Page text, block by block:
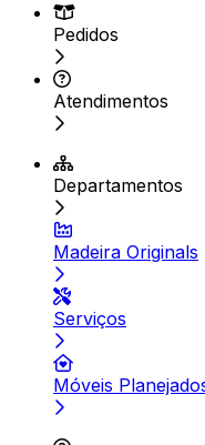
Pedidos
Atendimentos
Departamentos
Madeira Originals
Serviços
Móveis